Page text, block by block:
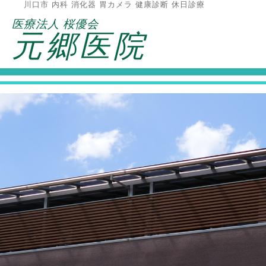
川口市 内科 消化器 胃カメラ 健康診断 休日診療
医療法人 桜優会
元郷医院